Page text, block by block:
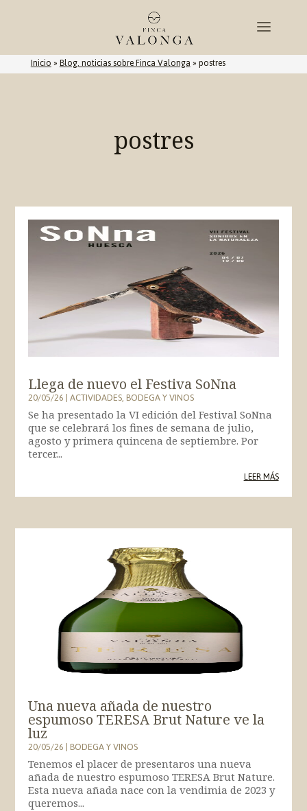
Inicio»Blog, noticias sobre Finca Valonga»postres
postres
Llega de nuevo el Festiva SoNna
20/05/26|ACTIVIDADES,BODEGA Y VINOS
Se ha presentado la VI edición del Festival SoNna
que se celebrará los fines de semana de julio,
agosto y primera quincena de septiembre. Por
tercer...
LEER MÁS
Una nueva añada de nuestro
espumoso TERESA Brut Nature ve la
luz
20/05/26|BODEGA Y VINOS
Tenemos el placer de presentaros una nueva
añada de nuestro espumoso TERESA Brut Nature.
Esta nueva añada nace con la vendimia de 2023 y
queremos...